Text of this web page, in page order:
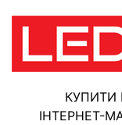
КУПИТИ
ІНТЕРНЕТ-
ГОЛОВНА
РЕЗУЛЬТАТИ
ТЕСТУВАННЯ